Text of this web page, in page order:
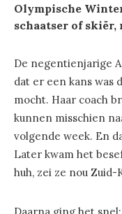
Olympische
schaatser of skiër,
De negentienjarige
dat er een kans was
mocht. Haar coach
kunnen misschien
volgende week. En
Later kwam het
huh, zei ze nou Zuid-